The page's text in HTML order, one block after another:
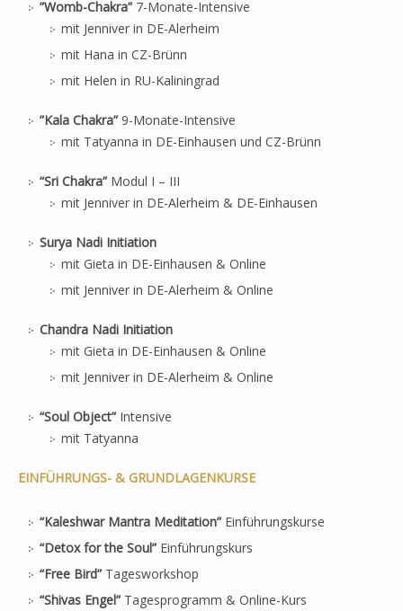
”Womb-Chakra” 7-Monate-Intensive
mit Jenniver in DE-Alerheim
mit Hana in CZ-Brünn
mit Helen in RU-Kaliningrad
”Kala Chakra” 9-Monate-Intensive
mit Tatyanna in DE-Einhausen und CZ-Brünn
“Sri Chakra” Modul I – III
mit Jenniver in DE-Alerheim & DE-Einhausen
Surya Nadi Initiation
mit Gieta in DE-Einhausen & Online
mit Jenniver in DE-Alerheim & Online
Chandra Nadi Initiation
mit Gieta in DE-Einhausen & Online
mit Jenniver in DE-Alerheim & Online
“Soul Object” Intensive
mit Tatyanna
EINFÜHRUNGS- & GRUNDLAGENKURSE
“Kaleshwar Mantra Meditation” Einführungskurse
“Detox for the Soul” Einführungskurs
“Free Bird” Tagesworkshop
“Shivas Engel” Tagesprogramm & Online-Kurs